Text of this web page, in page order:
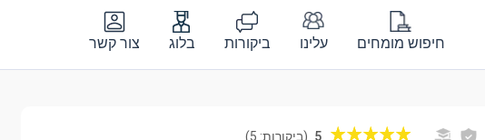
חיפוש מומחים עלינו ביקורות בלוג צור קשר
5 (ביקורות: 5)